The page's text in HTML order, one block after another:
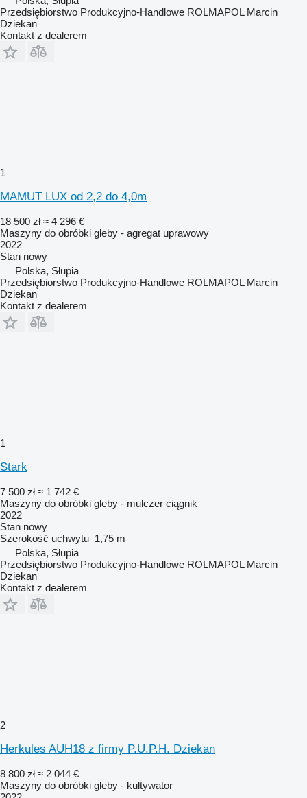
Przedsiębiorstwo Produkcyjno-Handlowe ROLMAPOL Marcin
Dziekan
Kontakt z dealerem
1
MAMUT LUX od 2,2 do 4,0m
18 500 zł ≈ 4 296 €
Maszyny do obróbki gleby - agregat uprawowy
2022
Stan nowy
Polska, Słupia
Przedsiębiorstwo Produkcyjno-Handlowe ROLMAPOL Marcin
Dziekan
Kontakt z dealerem
1
Stark
7 500 zł ≈ 1 742 €
Maszyny do obróbki gleby - mulczer ciągnik
2022
Stan nowy
Szerokość uchwytu 1,75 m
Polska, Słupia
Przedsiębiorstwo Produkcyjno-Handlowe ROLMAPOL Marcin
Dziekan
Kontakt z dealerem
2
Herkules AUH18 z firmy P.U.P.H. Dziekan
8 800 zł ≈ 2 044 €
Maszyny do obróbki gleby - kultywator